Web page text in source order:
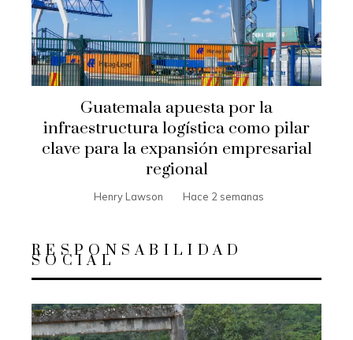
Guatemala apuesta por la
infraestructura logística como pilar
clave para la expansión empresarial
regional
Henry Lawson Hace 2 semanas
RESPONSABILIDAD
SOCIAL